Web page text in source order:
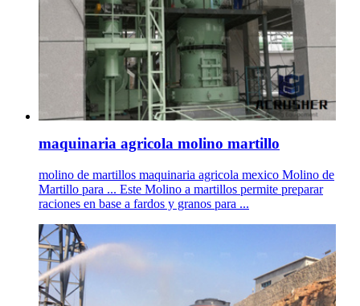
maquinaria agricola molino martillo
molino de martillos maquinaria agricola mexico Molino de
Martillo para ... Este Molino a martillos permite preparar
raciones en base a fardos y granos para ...